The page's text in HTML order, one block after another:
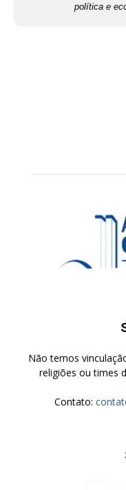
política e
Não temos
religiões ou times
Contato: